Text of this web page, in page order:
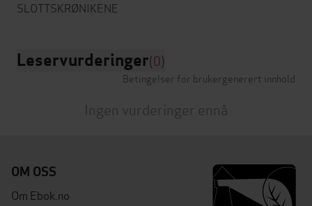
Leservurderinger(0)
Betingelser for brukergenerert innhold
Ingen vurderinger ennå
OM OSS
Om Ebok.no